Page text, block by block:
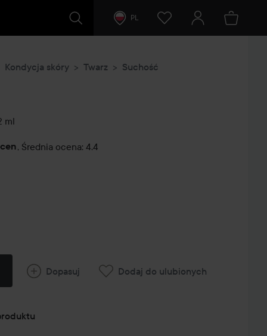
PL
Kondycja skóry Twarz Suchość
ml
, Średnia ocena: 4.4
Dopasuj Dodaj do ulubionych